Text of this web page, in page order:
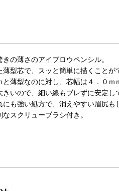
の薄さのアイブロウペンシル。
型芯で、スッと簡単に描くことが
薄型なのに対し、芯幅は４．０ｍ
いので、細い線もブレずに安定し
も強い処方で、消えやすい眉尻も
スクリューブラシ付き。